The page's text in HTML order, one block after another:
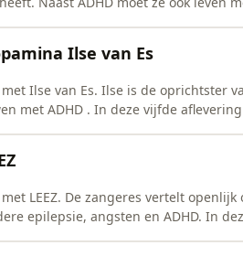
Ilse van Es
Ilse van Es. Ilse is de oprichtster
met ADHD . In deze vijfde
LEEZ. De zangeres vertelt
epilepsie, angsten en ADHD. In